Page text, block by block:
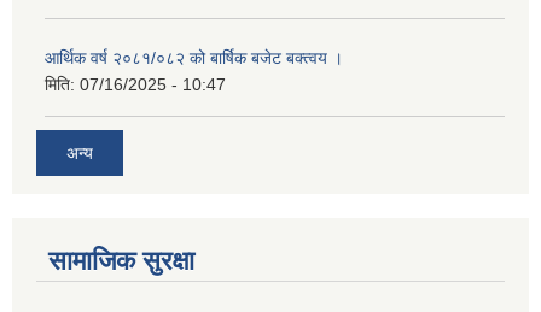
आर्थिक वर्ष २०८१/०८२ को बार्षिक बजेट बक्त्वय ।
मिति: 07/16/2025 - 10:47
अन्य
सामाजिक सुरक्षा